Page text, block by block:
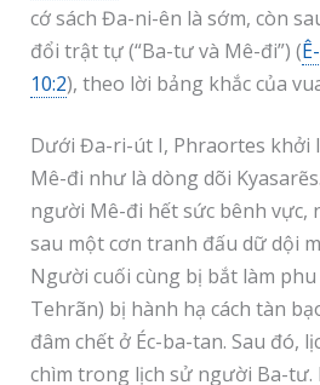
cớ sách Đa-ni-ên là sớm, còn
đổi trật tự (“Ba-tư và Mê-đi”) (
10:2), theo lời bảng khắc của
Dưới Đa-ri-út I, Phraortes khởi
Mê-đi như là dòng dõi
người Mê-đi hết sức bênh vực,
sau một cơn tranh đấu dữ dội
Người cuối cùng bị bắt làm phu
Tehrãn) bị hành hạ cách tàn
đâm chết ở Éc-ba-tan. Sau đó,
chìm trong lịch sử người Ba-tư.